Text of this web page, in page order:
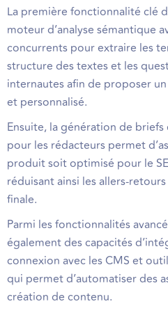
La première fonctionnalité clé
moteur d’analyse sémantique
concurrents pour extraire les
structure des textes et les
internautes afin de proposer
et personnalisé.
Ensuite, la génération de
pour les rédacteurs permet
produit soit optimisé pour le
réduisant ainsi les allers-
finale.
Parmi les fonctionnalités
également des capacités
connexion avec les CMS et
qui permet d’automatiser des
création de contenu.